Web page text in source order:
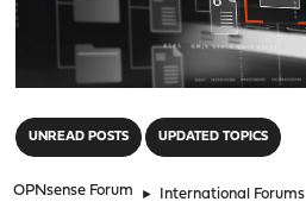
UNREAD POSTS UPDATED TOPICS
OPNsense Forum ► International Forums